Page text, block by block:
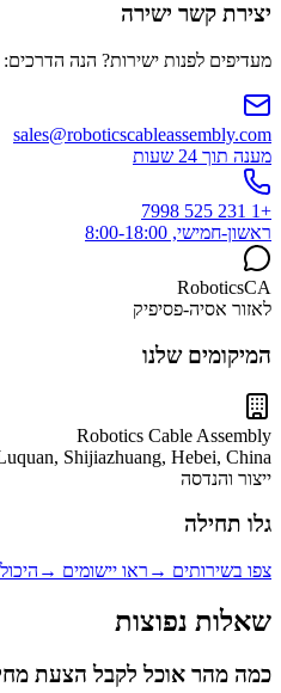
יצירת קשר ישירה
מעדיפים לפנות ישירות? הנה הדרכים:
sales@roboticscableassembly.com
מענה תוך 24 שעות
+1 231 525 7998
ראשון-חמישי, 8:00-18:00
RoboticsCA
לאזור אסיה-פסיפיק
המיקומים שלנו
Robotics Cable Assembly
Shijiazhuang, Hebei, China
ייצור והנדסה
גלו תחילה
צפו בשירותים → ראו יישומים →
שאלות נפוצות
כמה מהר אוכל לקבל הצעת